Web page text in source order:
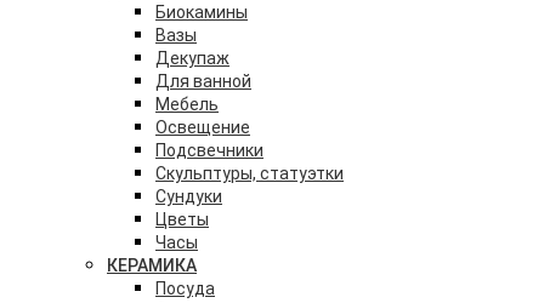
Биокамины
Вазы
Декупаж
Для ванной
Мебель
Освещение
Подсвечники
Скульптуры, статуэтки
Сундуки
Цветы
Часы
КЕРАМИКА
Посуда